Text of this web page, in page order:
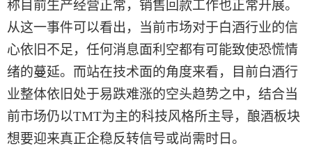
称目前生产经营正常，销售回款工作也正常开展。
从这一事件可以看出，当前市场对于白酒行业的信
心依旧不足，任何消息面利空都有可能致使恐慌情
绪的蔓延。而站在技术面的角度来看，目前白酒行
业整体依旧处于易跌难涨的空头趋势之中，结合当
前市场仍以TMT为主的科技风格所主导，酿酒板块
想要迎来真正企稳反转信号或尚需时日。